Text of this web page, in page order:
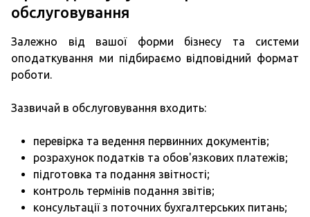
обслуговування
Залежно від вашої форми бізнесу та системи
оподаткування ми підбираємо відповідний формат
роботи.
Зазвичай в обслуговування входить:
перевірка та ведення первинних документів;
розрахунок податків та обов'язкових платежів;
підготовка та подання звітності;
контроль термінів подання звітів;
консультації з поточних бухгалтерських питань;